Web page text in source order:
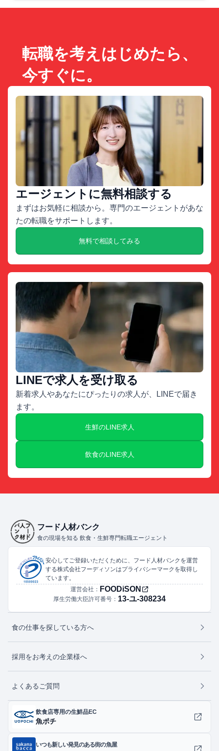
転職を考えはじめたら、
今すぐに。
エージェントに無料相談する
まずはお気軽に相談から。専門のエージェントがあな
たの転職をサポートします。
無料で相談してみる
LINEで求人を受け取る
新着求人やあなたにぴったりの求人が、LINEで届き
ます。
生鮮のLINE求人
飲食のLINE求人
フード人材バンク
食の現場を知る 飲食・生鮮専門転職エージェント
安心してご登録いただくために、フード人材バンクを運営
する株式会社フーディソンはプライバシーマークを取得し
ています。
運営会社： FOODiSON
厚生労働大臣許可番号： 13-ユ-308234
食の仕事を探している方へ
採用をお考えの企業様へ
よくあるご質問
飲食店専用の生鮮品EC
魚ポチ
いつも新しい発見のある街の魚屋